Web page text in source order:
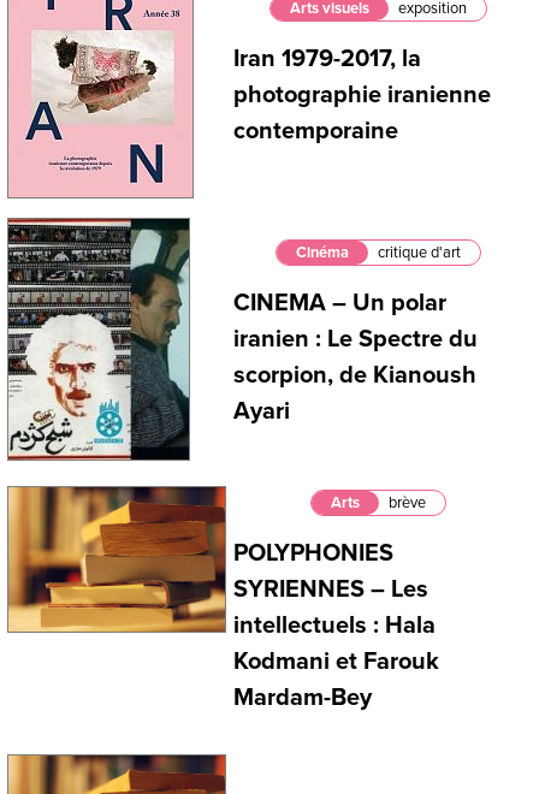
Arts visuels exposition
Iran 1979-2017, la
photographie iranienne
contemporaine
Cinéma critique d'art
CINEMA – Un polar
iranien : Le Spectre du
scorpion, de Kianoush
Ayari
Arts brève
POLYPHONIES
SYRIENNES – Les
intellectuels : Hala
Kodmani et Farouk
Mardam-Bey